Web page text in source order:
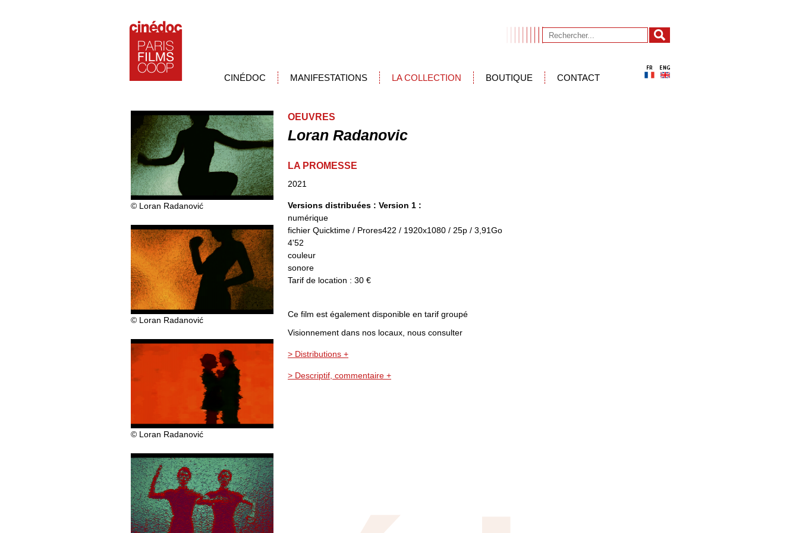
CINÉDOC MANIFESTATIONS LA COLLECTION BOUTIQUE CONTACT
© Loran Radanović
© Loran Radanović
© Loran Radanović
OEUVRES
Loran Radanovic
LA PROMESSE
2021
Versions distribuées : Version 1 :
numérique
fichier Quicktime / Prores422 / 1920x1080 / 25p / 3,91Go
4'52
couleur
sonore
Tarif de location : 30 €
Ce film est également disponible en tarif groupé
Visionnement dans nos locaux, nous consulter
> Distributions +
> Descriptif, commentaire +